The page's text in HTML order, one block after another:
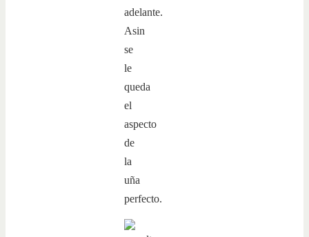
adelante.
Asin
se
le
queda
el
aspecto
de
la
uña
perfecto.